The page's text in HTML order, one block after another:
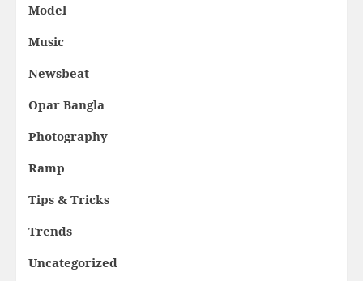
Model
Music
Newsbeat
Opar Bangla
Photography
Ramp
Tips & Tricks
Trends
Uncategorized